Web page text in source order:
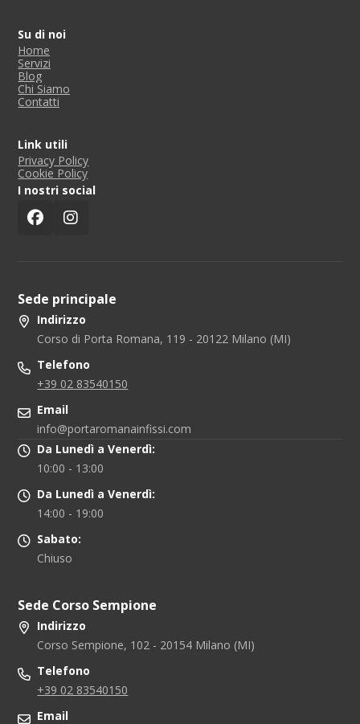
Su di noi
Home
Servizi
Blog
Chi Siamo
Contatti
Link utili
Privacy Policy
Cookie Policy
I nostri social
Sede principale
Indirizzo
Corso di Porta Romana, 119 - 20122 Milano (MI)
Telefono
+39 02 83540150
Email
info@portaromanainfissi.com
Da Lunedì a Venerdì:
10:00 - 13:00
Da Lunedì a Venerdì:
14:00 - 19:00
Sabato:
Chiuso
Sede Corso Sempione
Indirizzo
Corso Sempione, 102 - 20154 Milano (MI)
Telefono
+39 02 83540150
Email